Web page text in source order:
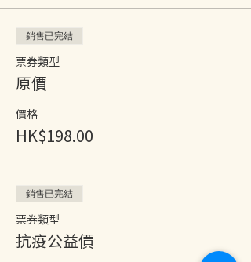
銷售已完結
票券類型
原價
價格
HK$198.00
銷售已完結
票券類型
抗疫公益價